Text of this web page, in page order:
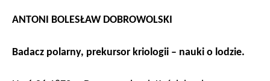
ANTONI BOLESŁAW DOBROWOLSKI
Badacz polarny, prekursor kriologii – nauki o lodzie.